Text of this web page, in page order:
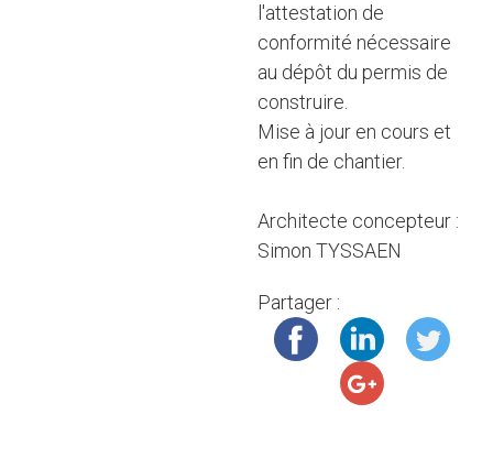
l'attestation de
conformité nécessaire
au dépôt du permis de
construire.
Mise à jour en cours et
en fin de chantier.
Architecte concepteur :
Simon TYSSAEN
Partager :